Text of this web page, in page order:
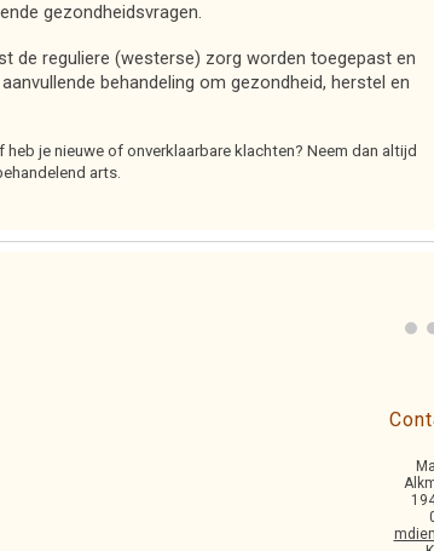
gezondheidsvragen.
de reguliere (westerse) zorg worden toegepast en
behandeling om gezondheid, herstel en
je nieuwe of onverklaarbare klachten? Neem dan altijd
arts.